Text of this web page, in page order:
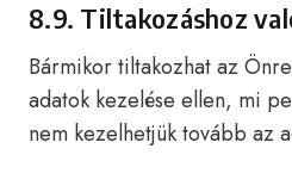
8.9. Tiltakozáshoz
Bármikor tiltakozhat az
adatok kezelése ellen, mi
nem kezelhetjük tovább az